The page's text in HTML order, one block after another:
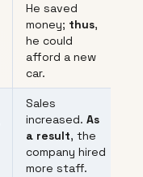
He saved
money; thus,
he could
afford a new
car.
Sales
increased. As
a result, the
company hired
more staff.